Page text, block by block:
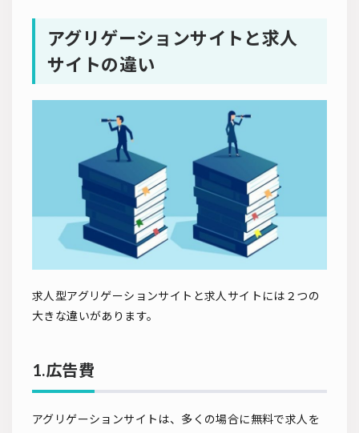
アグリゲーションサイトと求人
サイトの違い
求人型アグリゲーションサイトと求人サイトには２つの
大きな違いがあります。
1.広告費
アグリゲーションサイトは、多くの場合に無料で求人を